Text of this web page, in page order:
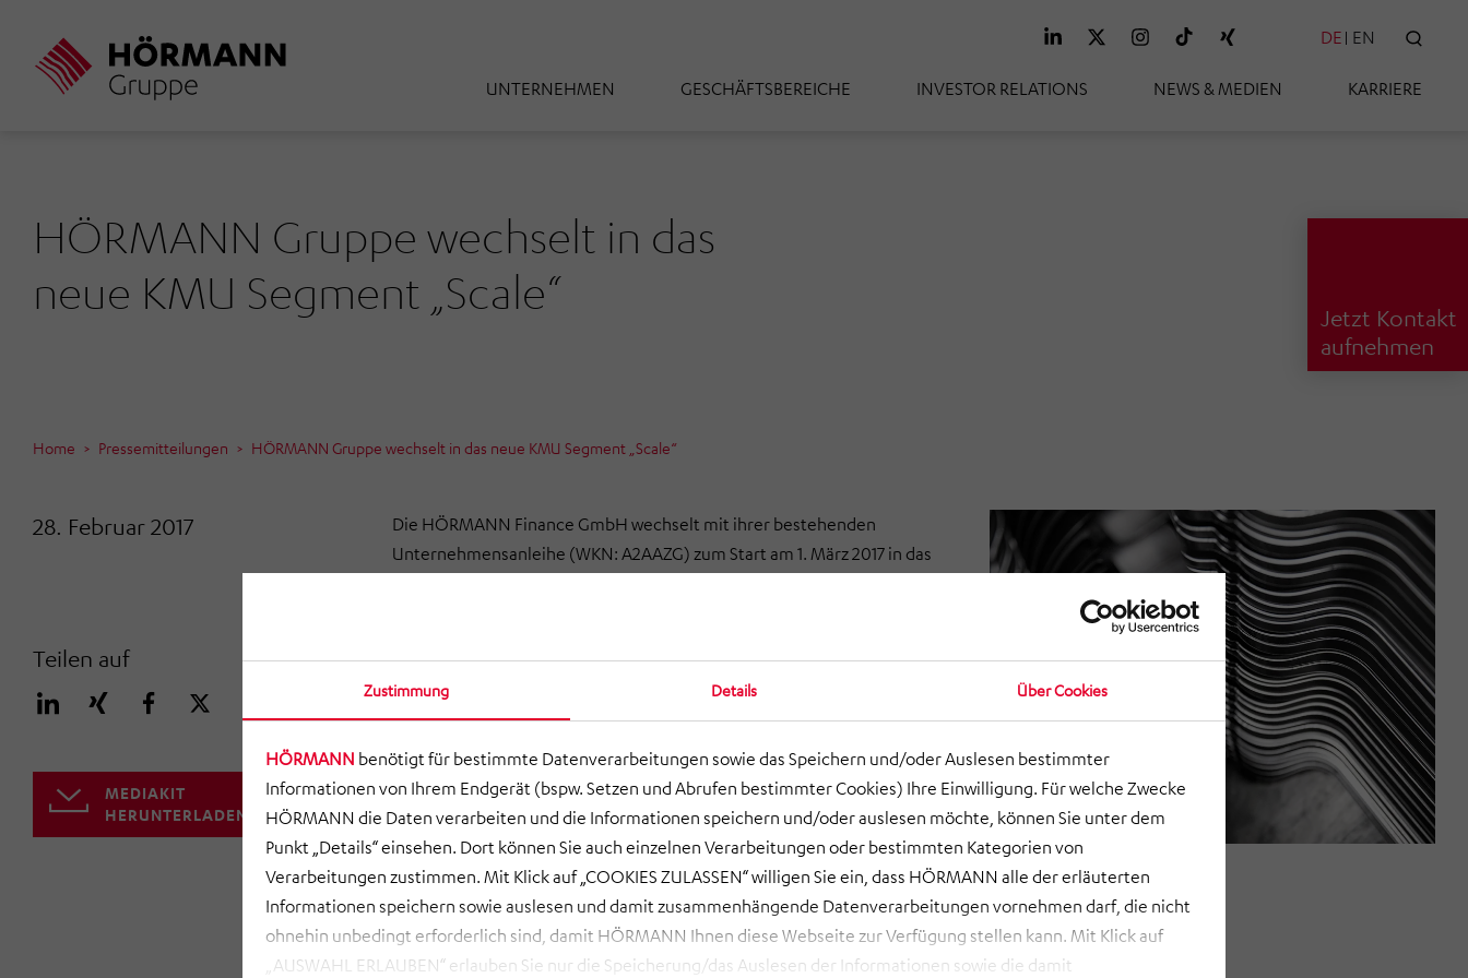
Zustimmung Details Über Cookies
HÖRMANN benötigt für bestimmte Datenverarbeitungen sowie das Speichern und/oder Auslesen bestimmter
Informationen von Ihrem Endgerät (bspw. Setzen und Abrufen bestimmter Cookies) Ihre Einwilligung. Für welche Zwecke
HÖRMANN die Daten verarbeiten und die Informationen speichern und/oder auslesen möchte, können Sie unter dem
Punkt „Details“ einsehen. Dort können Sie auch einzelnen Verarbeitungen oder bestimmten Kategorien von
Verarbeitungen zustimmen. Mit Klick auf „COOKIES ZULASSEN“ willigen Sie ein, dass HÖRMANN alle der erläuterten
Informationen speichern sowie auslesen und damit zusammenhängende Datenverarbeitungen vornehmen darf, die nicht
ohnehin unbedingt erforderlich sind, damit HÖRMANN Ihnen diese Webseite zur Verfügung stellen kann. Mit Klick auf
„AUSWAHL ERLAUBEN“ erlauben Sie nur die Speicherung/das Auslesen der Informationen sowie die damit
Inhalt
UNTERNEHMEN GESCHÄFTSBEREICHE INVESTOR RELATIONS NEWS & MEDIEN KARRIERE
DE EN
Jetzt Kontakt
aufnehmen
HÖRMANN Gruppe wechselt in das
neue KMU Segment „Scale“
Home Pressemitteilungen HÖRMANN Gruppe wechselt in das neue KMU Segment „Scale“
28. Februar 2017
Teilen auf
MEDIAKIT
HERUNTERLADEN
Die HÖRMANN Finance GmbH wechselt mit ihrer bestehenden
Unternehmensanleihe (WKN: A2AAZG) zum Start am 1. März 2017 in das
hierfür bereits als Deutsche Börse Capital Market Partner vom
Johann Schmid-Davis, CFO der HÖRMANN Finance GmbH: „Wir haben
uns mit der erfolgreichen Refinanzierung unserer Anleihe im
vergangenen Jahr bewusst für einen Verbleib am Kapitalmarkt
entschieden. Daher war es für uns eine logische Konsequenz, die
Möglichkeit des neuen Segments zu nutzen, sich über Qualität und
Transparenz am Markt zu differenzieren und das Vertrauen unserer
Investoren weiter zu festigen.“